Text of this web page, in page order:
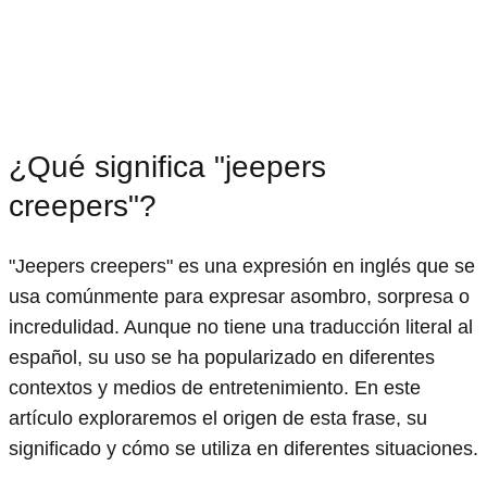
¿Qué significa "jeepers
creepers"?
"Jeepers creepers" es una expresión en inglés que se
usa comúnmente para expresar asombro, sorpresa o
incredulidad. Aunque no tiene una traducción literal al
español, su uso se ha popularizado en diferentes
contextos y medios de entretenimiento. En este
artículo exploraremos el origen de esta frase, su
significado y cómo se utiliza en diferentes situaciones.